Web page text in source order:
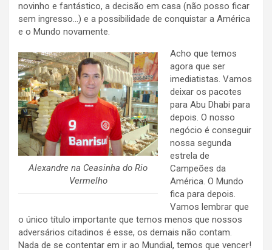
novinho e fantástico, a decisão em casa (não posso ficar
sem ingresso…) e a possibilidade de conquistar a América
e o Mundo novamente.
Alexandre na Ceasinha do Rio
Vermelho
Acho que temos
agora que ser
imediatistas. Vamos
deixar os pacotes
para Abu Dhabi para
depois. O nosso
negócio é conseguir
nossa segunda
estrela de
Campeões da
América. O Mundo
fica para depois.
Vamos lembrar que
o único título importante que temos menos que nossos
adversários citadinos é esse, os demais não contam.
Nada de se contentar em ir ao Mundial, temos que vencer!